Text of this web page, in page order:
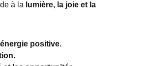
à la lumière, la joie et la
positive.